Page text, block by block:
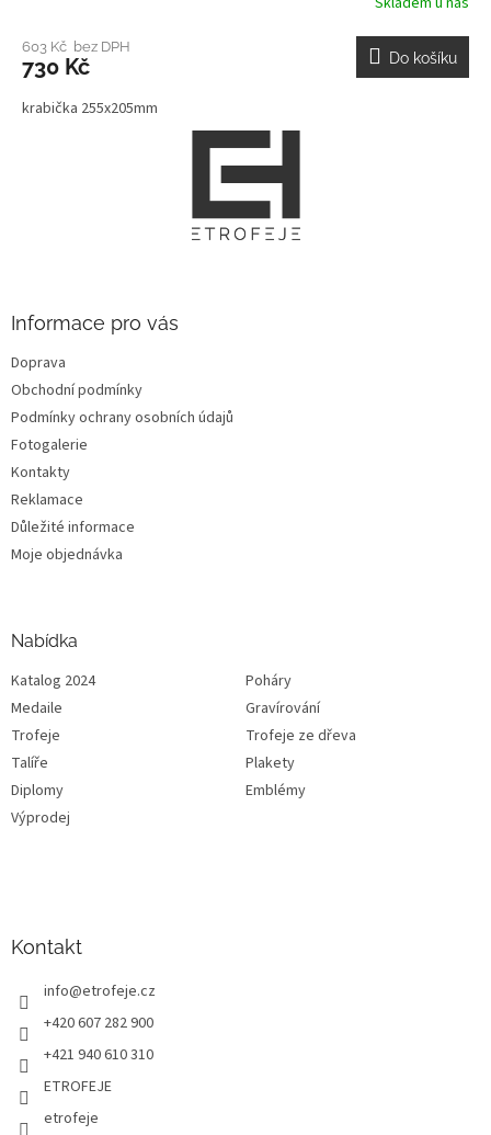
603 Kč bez DPH
730 Kč Do košíku
krabička 255x205mm
Informace pro vás
Doprava
Obchodní podmínky
Podmínky ochrany osobních údajů
Fotogalerie
Kontakty
Reklamace
Důležité informace
Moje objednávka
Nabídka
Katalog 2024
Poháry
Medaile
Gravírování
Trofeje
Trofeje ze dřeva
Talíře
Plakety
Diplomy
Emblémy
Výprodej
Kontakt
info@etrofeje.cz
+420 607 282 900
+421 940 610 310
ETROFEJE
etrofeje